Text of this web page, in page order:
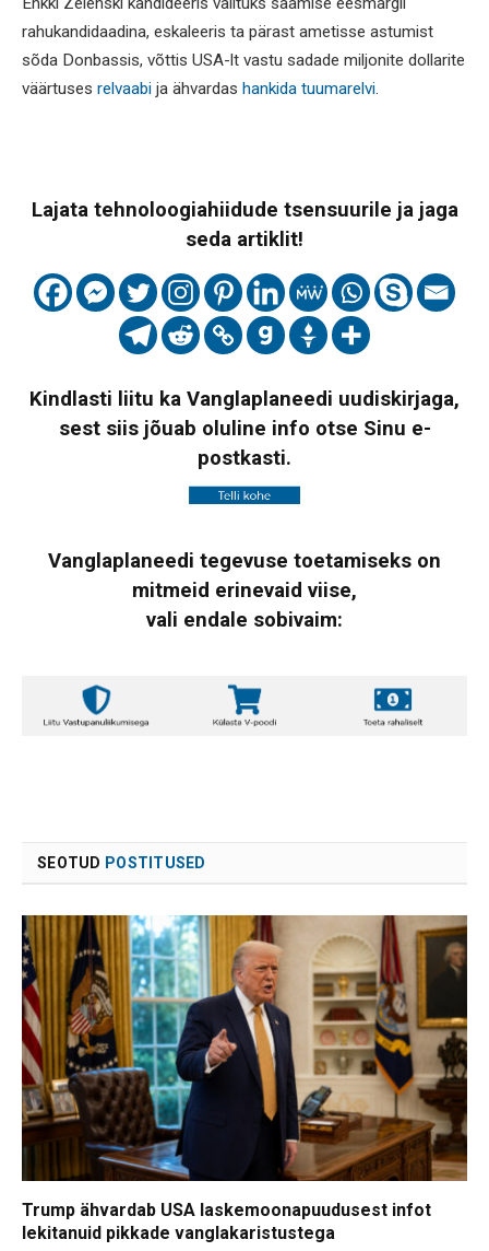
rahukandidaadina, eskaleeris ta pärast ametisse astumist
sõda Donbassis, võttis USA-lt vastu sadade miljonite dollarite
väärtuses relvaabi ja ähvardas hankida tuumarelvi.
Lajata tehnoloogiahiidude tsensuurile ja jaga
seda artiklit!
Kindlasti liitu ka Vanglaplaneedi uudiskirjaga,
sest siis jõuab oluline info otse Sinu e-
postkasti.
Vanglaplaneedi tegevuse toetamiseks on
mitmeid erinevaid viise,
vali endale sobivaim:
SEOTUD POSTITUSED
Trump ähvardab USA laskemoonapuudusest infot
lekitanuid pikkade vanglakaristustega